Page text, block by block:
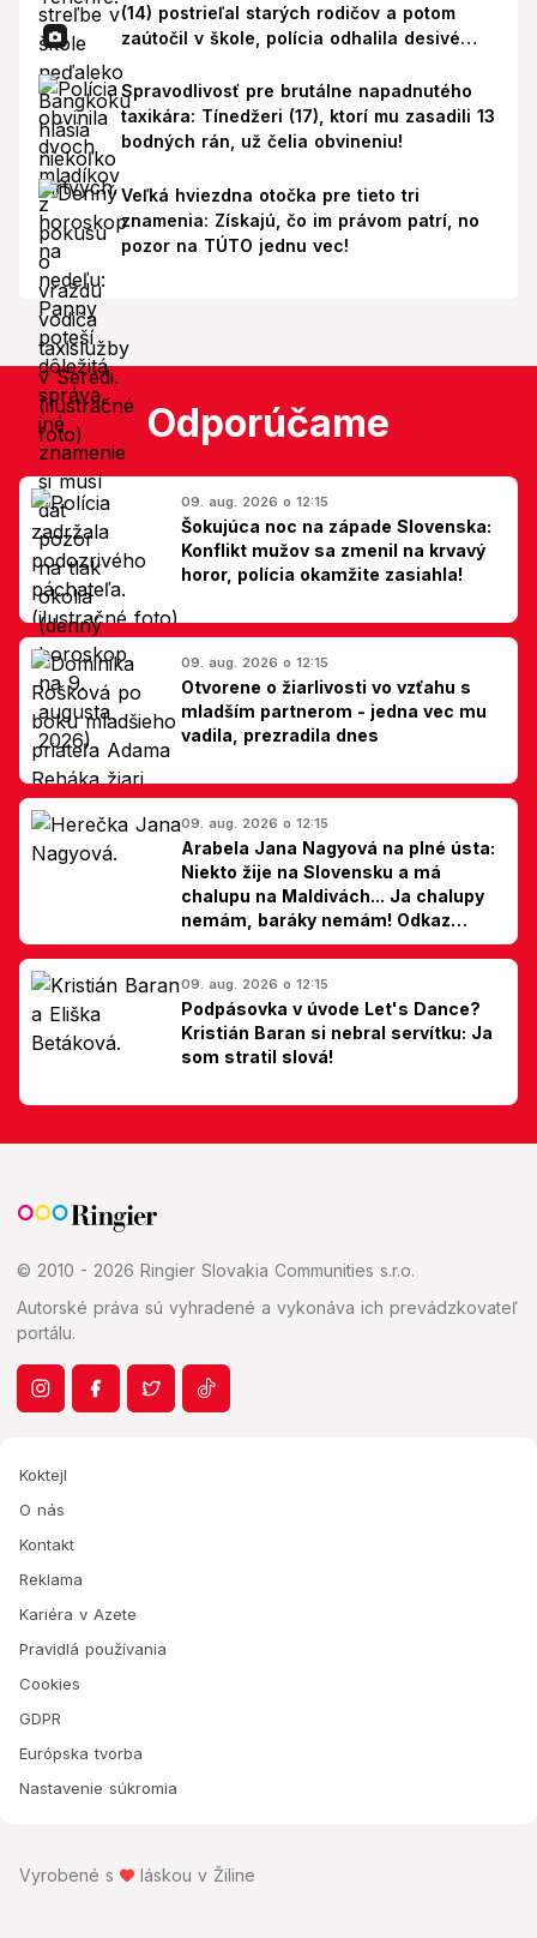
(14) postrieľal starých rodičov a potom
zaútočil v škole, polícia odhalila desivé
Spravodlivosť pre brutálne napadnutého
taxikára: Tínedžeri (17), ktorí mu zasadili 13
bodných rán, už čelia obvineniu!
Veľká hviezdna otočka pre tieto tri
znamenia: Získajú, čo im právom patrí, no
pozor na TÚTO jednu vec!
Odporúčame
09. aug. 2026 o 12:15
Šokujúca noc na západe Slovenska:
Konflikt mužov sa zmenil na krvavý
horor, polícia okamžite zasiahla!
09. aug. 2026 o 12:15
Otvorene o žiarlivosti vo vzťahu s
mladším partnerom - jedna vec mu
vadila, prezradila dnes
09. aug. 2026 o 12:15
Arabela Jana Nagyová na plné ústa:
Niekto žije na Slovensku a má
chalupu na Maldivách... Ja chalupy
nemám, baráky nemám! Odkaz
Slovákom
09. aug. 2026 o 12:15
Podpásovka v úvode Let's Dance?
Kristián Baran si nebral servítku: Ja
som stratil slová!
© 2010 - 2026 Ringier Slovakia Communities s.r.o.
Autorské práva sú vyhradené a vykonáva ich prevádzkovateľ
portálu.
Koktejl
O nás
Kontakt
Reklama
Kariéra v Azete
Pravidlá používania
Cookies
GDPR
Európska tvorba
Nastavenie súkromia
Vyrobené s láskou v Žiline